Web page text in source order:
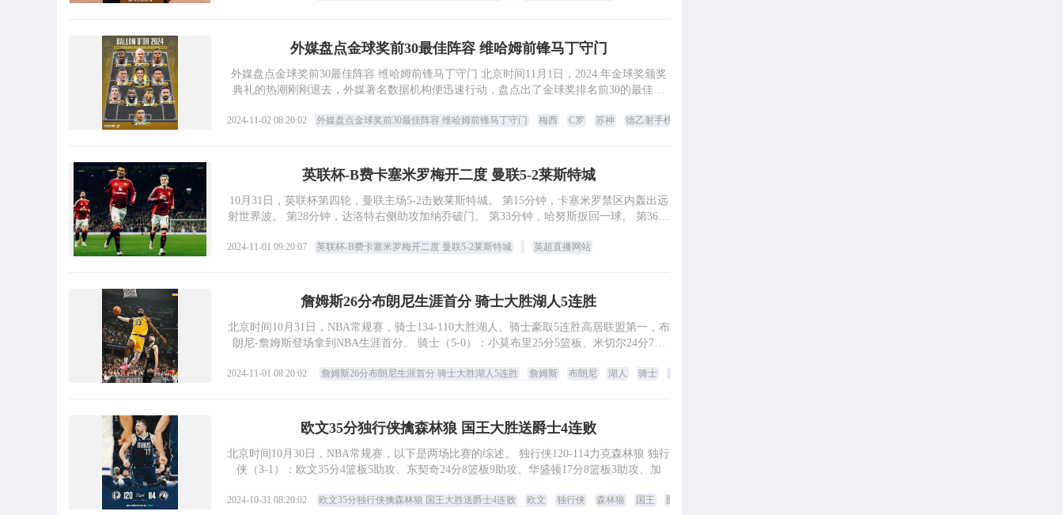
外媒盘点金球奖前30最佳阵容 维哈姆前锋马丁守门
外媒盘点金球奖前30最佳阵容 维哈姆前锋马丁守门 北京时间11月1日，2024 年金球奖颁奖
典礼的热潮刚刚退去，外媒著名数据机构便迅速行动，盘点出了金球奖排名前30的最佳阵
2024-11-02 08:20:02 外媒盘点金球奖前30最佳阵容 维哈姆前锋马丁守门 梅西 C罗 苏神 德乙射手榜
英联杯-B费卡塞米罗梅开二度 曼联5-2莱斯特城
10月31日，英联杯第四轮，曼联主场5-2击败莱斯特城。 第15分钟，卡塞米罗禁区内轰出远
射世界波。 第28分钟，达洛特右侧助攻加纳乔破门。 第33分钟，哈努斯扳回一球。 第36分
2024-11-01 09:20:07 英联杯-B费卡塞米罗梅开二度 曼联5-2莱斯特城 英超直播网站
詹姆斯26分布朗尼生涯首分 骑士大胜湖人5连胜
北京时间10月31日，NBA常规赛，骑士134-110大胜湖人。骑士豪取5连胜高居联盟第一，布
朗尼-詹姆斯登场拿到NBA生涯首分。 骑士（5-0）：小莫布里25分5篮板、米切尔24分7助
2024-11-01 08:20:02 詹姆斯26分布朗尼生涯首分 骑士大胜湖人5连胜 詹姆斯 布朗尼 湖人 骑士 米切尔
欧文35分独行侠擒森林狼 国王大胜送爵士4连败
北京时间10月30日，NBA常规赛，以下是两场比赛的综述。 独行侠120-114力克森林狼 独行
侠（3-1）：欧文35分4篮板5助攻、东契奇24分8篮板9助攻、华盛顿17分8篮板3助攻、加
2024-10-31 08:20:02 欧文35分独行侠擒森林狼 国王大胜送爵士4连败 欧文 独行侠 森林狼 国王 爵士